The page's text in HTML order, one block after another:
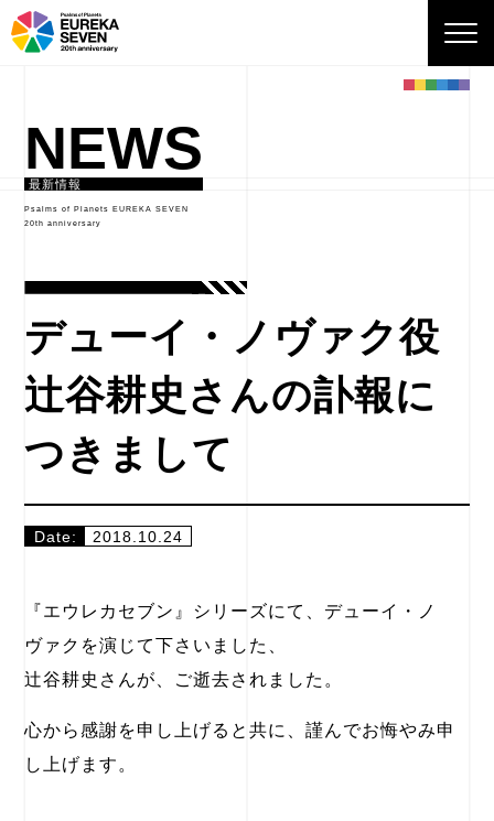
NEWS
最新情報
Psalms of Planets EUREKA SEVEN
20th anniversary
デューイ・ノヴァク役
辻谷耕史さんの訃報に
つきまして
Date: 2018.10.24
『エウレカセブン』シリーズにて、デューイ・ノ
ヴァクを演じて下さいました、
辻谷耕史さんが、ご逝去されました。
心から感謝を申し上げると共に、謹んでお悔やみ申
し上げます。